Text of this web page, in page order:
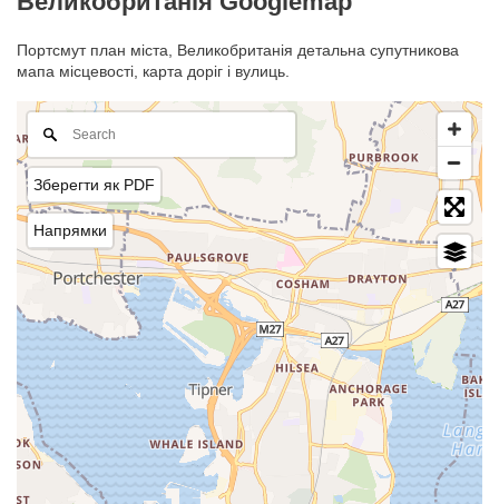
Портсмут план міста, Великобританія детальна супутникова
мапа місцевості, карта доріг і вулиць.
Зберегти як PDF
Напрямки